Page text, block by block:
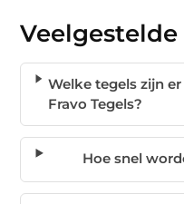
Veelgestelde
Welke tegels zijn
Fravo Tegels?
Hoe snel